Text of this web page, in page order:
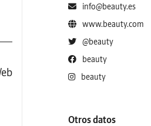
info@beauty.es
www.beauty.com
@beauty
beauty
beauty
Otros datos